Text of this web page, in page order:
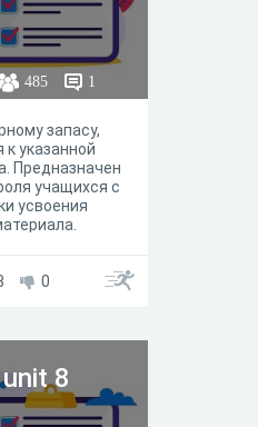
485 1
запасу,
указанной
Предназначен
учащихся с
усвоения
0
8